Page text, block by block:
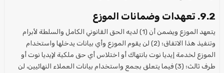
9.2. تعهدات وضمانات الموزع
يتعهد الموزع ويضمن أن (1) لديه الحق القانوني الكامل والسلطة لأبرام
وتنفيذ هذا الاتفاق؛ (2) لن يقوم الموزع وأي بيانات يدخلها واستخدام
الموزع لخدمة إيديا نوت بانتهاك أو اختلاس أي حق ملكية لإيديا نوت أو
طرف ثالث؛ (3) فيما يتعلق بجمع واستخدام بيانات العملاء النهائيين، لن